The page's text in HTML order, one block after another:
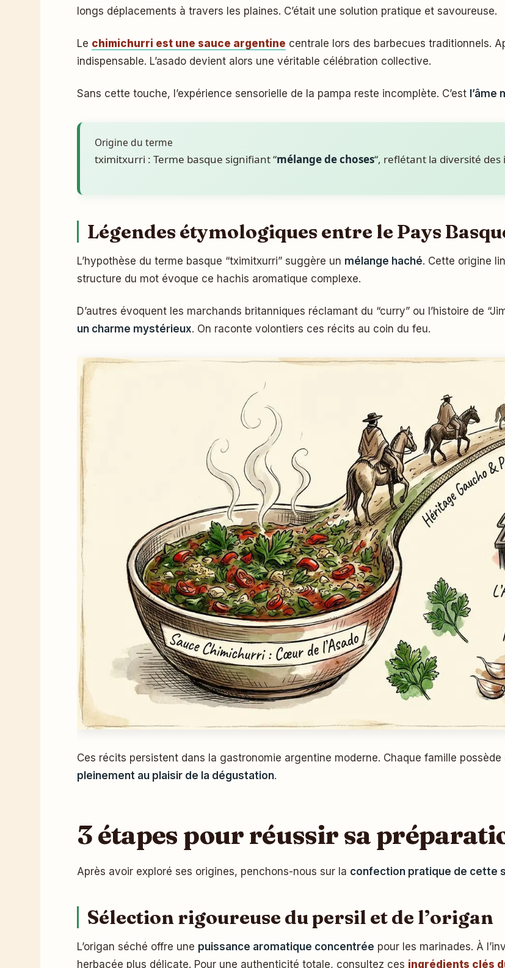
longs déplacements à travers les plaines. C’était une solution pratique et savoureuse.
Le chimichurri est une sauce argentine centrale lors des barbecues traditionnels.
indispensable. L’asado devient alors une véritable célébration collective.
Sans cette touche, l’expérience sensorielle de la pampa reste incomplète. C’est l’âme
Origine du terme
tximitxurri : Terme basque signifiant “mélange de choses“, reflétant la diversité
Légendes étymologiques entre le Pays
L’hypothèse du terme basque “tximitxurri” suggère un mélange haché. Cette origine
structure du mot évoque ce hachis aromatique complexe.
D’autres évoquent les marchands britanniques réclamant du “curry” ou l’histoire de
un charme mystérieux. On raconte volontiers ces récits au coin du feu.
Ces récits persistent dans la gastronomie argentine moderne. Chaque famille possède
pleinement au plaisir de la dégustation.
3 étapes pour réussir sa
Après avoir exploré ses origines, penchons-nous sur la confection pratique de cette
Sélection rigoureuse du persil et de l’origan
L’origan séché offre une puissance aromatique concentrée pour les marinades. À
herbacée plus délicate. Pour une authenticité totale, consultez ces ingrédients clés